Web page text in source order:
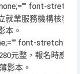
font-
就業服務機構核發
本。
font-
元整，報名時應檢
影本。